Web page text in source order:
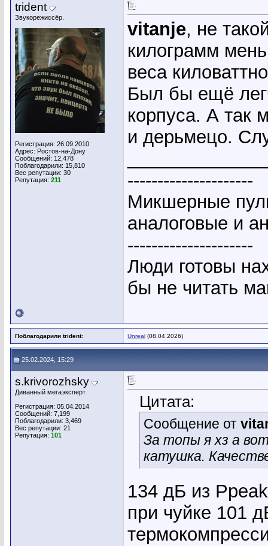
trident
Звукорежиссёр.
Регистрация: 26.09.2010
Адрес: Ростов-на-Дону
Сообщений: 12,478
Поблагодарили: 15,810
Вес репутации: 30
Репутация: 211
vitanje, не
килограмм
веса
Был бы ещё
корпуса. А так
и дерьмецо.
---------------------
Микшерные
аналоговые и
---------------------
Люди готовы
бы не читать
Поблагодарили trident: Unreal (08.04.2026)
25.02.2024, 15:29
s.krivorozhsky
Диванный мегаэксперт
Регистрация: 05.04.2014
Сообщений: 7,199
Поблагодарили: 3,469
Вес репутации: 21
Репутация: 101
Цитата:
Сообщение от
За топы я хз а
катушка.
134 дБ из
при чуйке 101